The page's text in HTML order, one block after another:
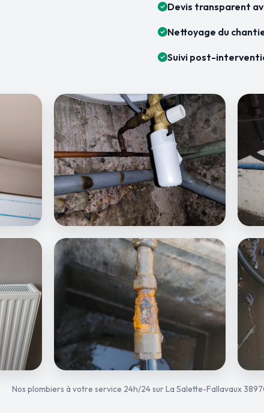
Devis transparent
Nettoyage du
Suivi post-
Nos plombiers à votre service 24h/24 sur La Salette-Fallavaux